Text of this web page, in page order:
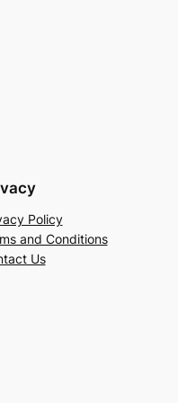
Policy
and Conditions
Us